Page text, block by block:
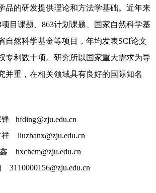
品的研发提供理论和方法学基础。近年来
项目课题、 863计划课题、国家自然科学基
自然科学基金等项目，年均发表SCI论文
专利数十项。研究所以国家重大需求为导
并重，在相关领域具有良好的国际知名
liuzhanx@zju.edu.cn
hxchem@zju.edu.cn